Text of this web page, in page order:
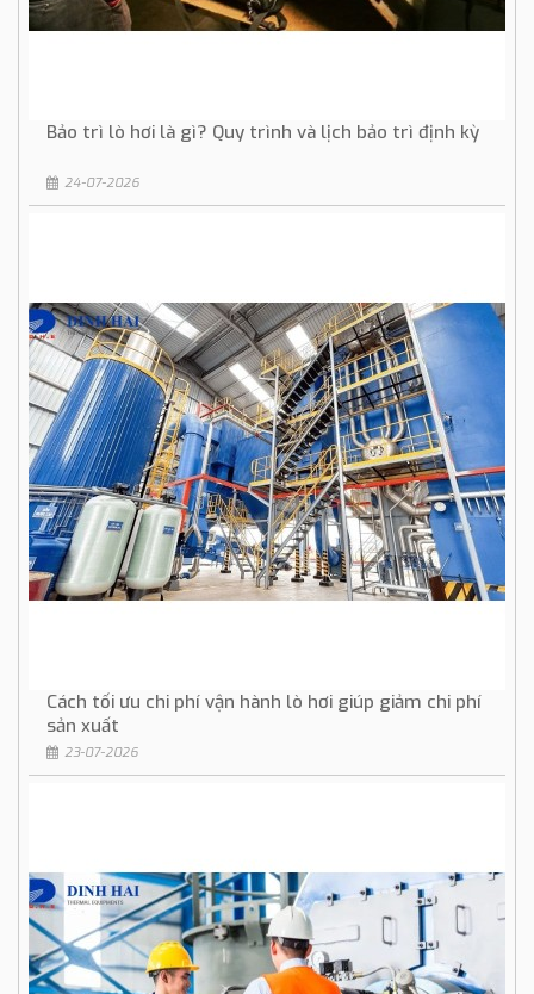
Bảo trì lò hơi là gì? Quy trình và lịch bảo trì định kỳ
24-07-2026
Cách tối ưu chi phí vận hành lò hơi giúp giảm chi phí
sản xuất
23-07-2026